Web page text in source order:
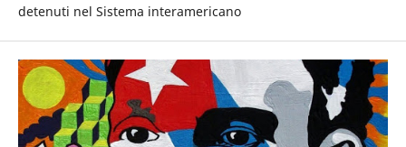
detenuti nel Sistema interamericano